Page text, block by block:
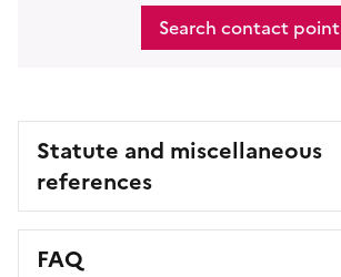
Search contact point
Statute and miscellaneous
references
FAQ